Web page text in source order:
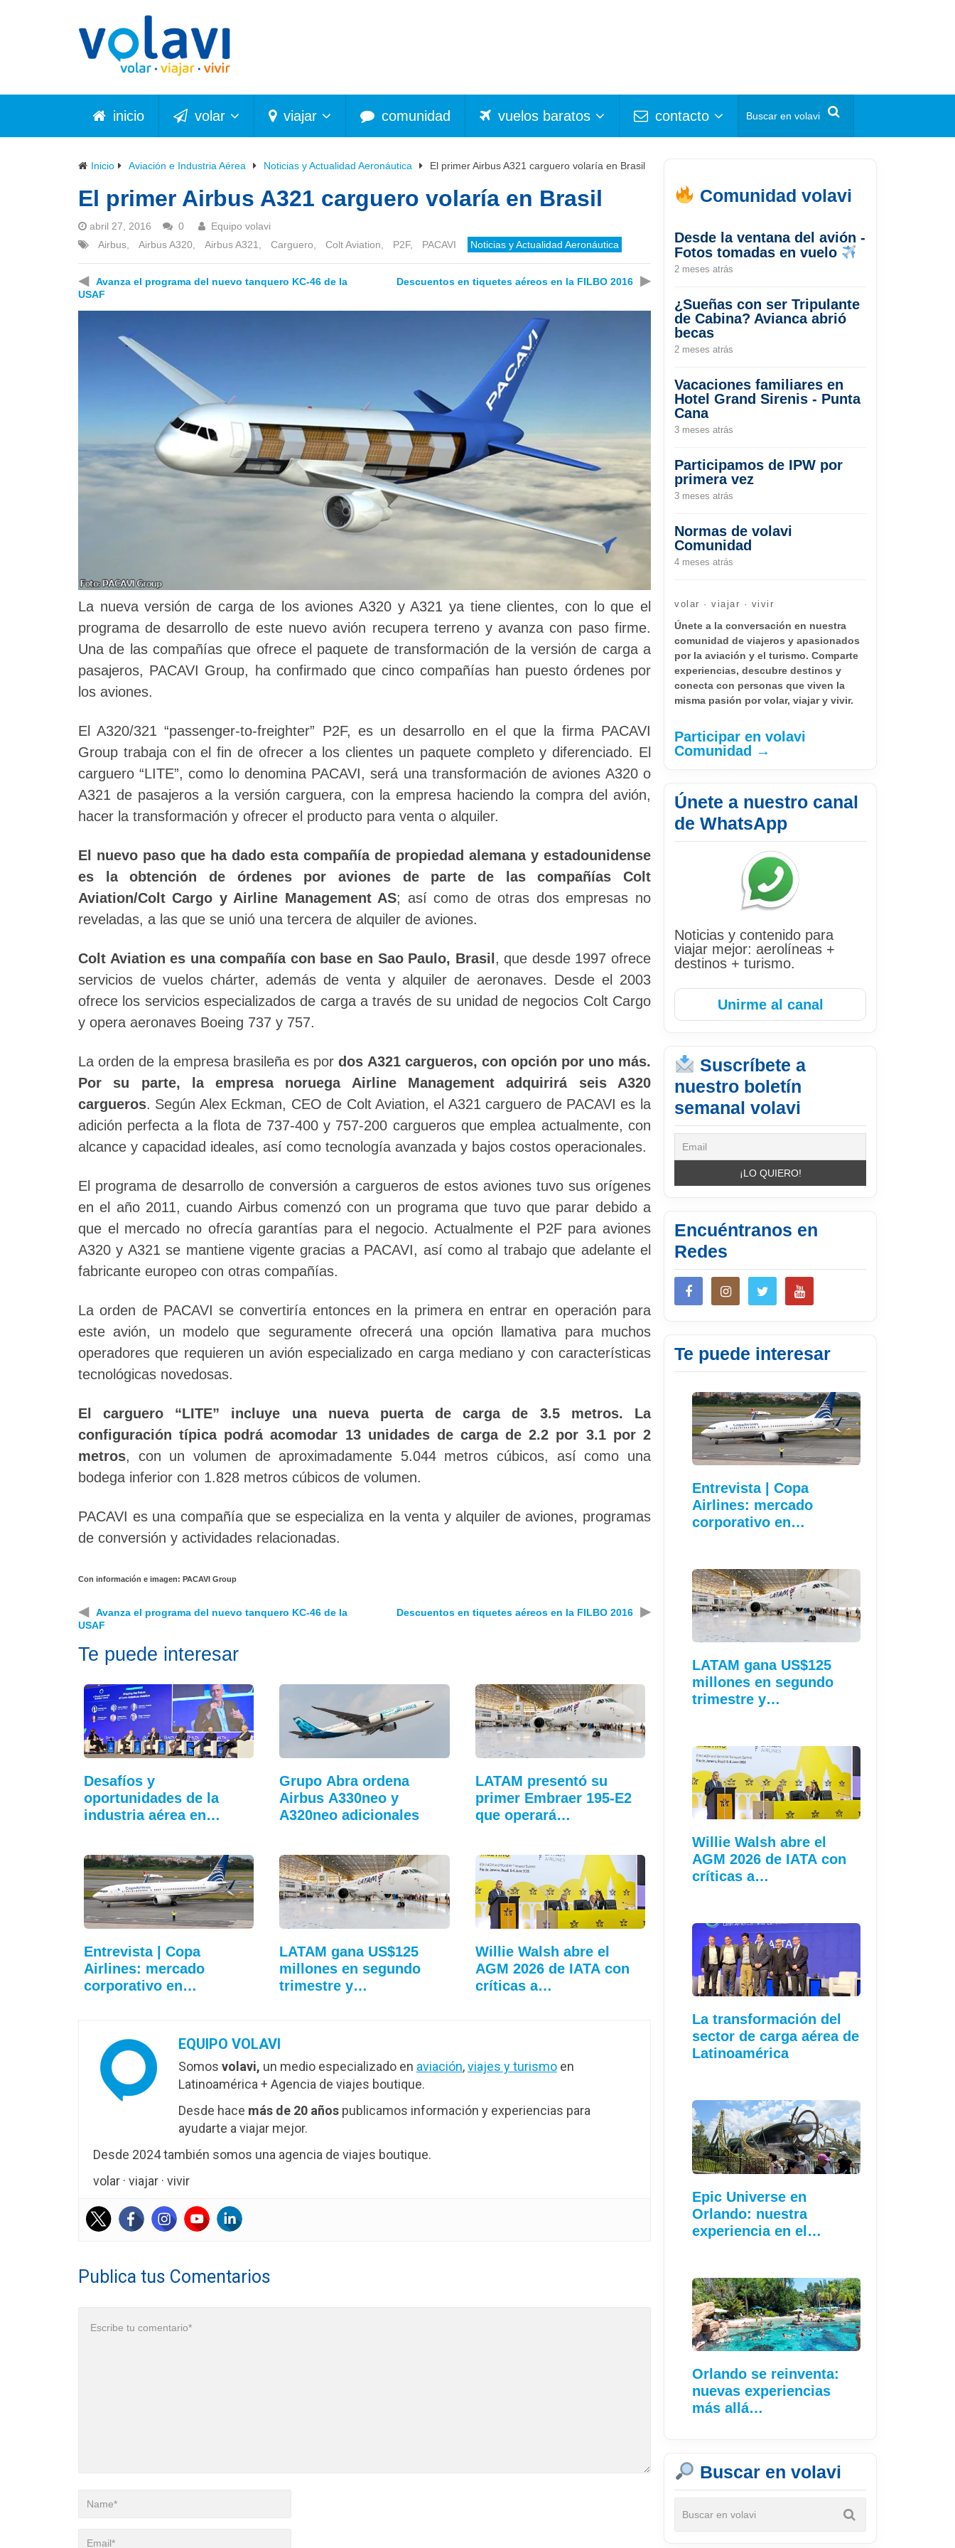
inicio volar viajar comunidad vuelos baratos contacto
Inicio Aviación e Industria Aérea Noticias y Actualidad Aeronáutica El primer Airbus A321 carguero volaría en Brasil
El primer Airbus A321 carguero volaría en Brasil
abril 27, 2016 0
Equipo volavi
Airbus
Airbus A320 Airbus A321 Carguero Colt Aviation P2F, PACAVI Noticias y Actualidad Aeronáutica
◀
Avanza el programa del nuevo tanquero KC-46 de la
USAF
Descuentos en tiquetes aéreos en la FILBO 2016 ▶
La nueva versión de carga de los aviones A320 y A321 ya tiene clientes, con lo que el
programa de desarrollo de este nuevo avión recupera terreno y avanza con paso firme.
Una de las compañías que ofrece el paquete de transformación de la versión de carga a
pasajeros, PACAVI Group, ha confirmado que cinco compañías han puesto órdenes por
los aviones.
El A320/321 “passenger-to-freighter” P2F, es un desarrollo en el que la firma PACAVI
Group trabaja con el fin de ofrecer a los clientes un paquete completo y diferenciado. El
carguero “LITE”, como lo denomina PACAVI, será una transformación de aviones A320 o
A321 de pasajeros a la versión carguera, con la empresa haciendo la compra del avión,
hacer la transformación y ofrecer el producto para venta o alquiler.
El nuevo paso que ha dado esta compañía de propiedad alemana y estadounidense
es la obtención de órdenes por aviones de parte de las compañías Colt
Aviation/Colt Cargo y Airline Management AS; así como de otras dos empresas no
reveladas, a las que se unió una tercera de alquiler de aviones.
Colt Aviation es una compañía con base en Sao Paulo, Brasil , que desde 1997 ofrece
servicios de vuelos chárter, además de venta y alquiler de aeronaves. Desde el 2003
ofrece los servicios especializados de carga a través de su unidad de negocios Colt Cargo
y opera aeronaves Boeing 737 y 757.
La orden de la empresa brasileña es pordos A321 cargueros, con opción por uno más.
Por su parte, la empresa noruega Airline Management adquirirá seis A320
cargueros. Según Alex Eckman, CEO de Colt Aviation, el A321 carguero de PACAVI es la
adición perfecta a la flota de 737-400 y 757-200 cargueros que emplea actualmente, con
alcance y capacidad ideales, así como tecnología avanzada y bajos costos operacionales.
El programa de desarrollo de conversión a cargueros de estos aviones tuvo sus orígenes
en el año 2011, cuando Airbus comenzó con un programa que tuvo que parar debido a
que el mercado no ofrecía garantías para el negocio. Actualmente el P2F para aviones
A320 y A321 se mantiene vigente gracias a PACAVI, así como al trabajo que adelante el
fabricante europeo con otras compañías.
La orden de PACAVI se convertiría entonces en la primera en entrar en operación para
este avión, un modelo que seguramente ofrecerá una opción llamativa para muchos
operadores que requieren un avión especializado en carga mediano y con características
tecnológicas novedosas.
El carguero “LITE” incluye una nueva puerta de carga de 3.5 metros. La
configuración típica podrá acomodar 13 unidades de carga de 2.2 por 3.1 por 2
metros, con un volumen de aproximadamente 5.044 metros cúbicos, así como una
bodega inferior con 1.828 metros cúbicos de volumen.
PACAVI es una compañía que se especializa en la venta y alquiler de aviones, programas
de conversión y actividades relacionadas.
Con información e imagen: PACAVI Group
◀
Avanza el programa del nuevo tanquero KC-46 de la
USAF
Descuentos en tiquetes aéreos en la FILBO 2016 ▶
Te puede interesar
Desafíos y
oportunidades de la
industria aérea en…
Grupo Abra ordena
Airbus A330neo y
A320neo adicionales
LATAM presentó su
primer Embraer 195-E2
que operará…
Entrevista | Copa
Airlines: mercado
corporativo en…
LATAM gana US$125
millones en segundo
trimestre y…
Willie Walsh abre el
AGM 2026 de IATA con
críticas a…
EQUIPO VOLAVI
Somos volavi, un medio especializado en aviación,viajes y turismo en
Latinoamérica + Agencia de viajes boutique.
Desde hace más de 20 años publicamos información y experiencias para
ayudarte a viajar mejor.
Desde 2024 también somos una agencia de viajes boutique.
volar · viajar · vivir
Publica tus Comentarios
Comunidad volavi
Desde la ventana del avión -
Fotos tomadas en vuelo
2 meses atrás
¿Sueñas con ser Tripulante
de Cabina? Avianca abrió
becas
2 meses atrás
Vacaciones familiares en
Hotel Grand Sirenis - Punta
Cana
3 meses atrás
Participamos de IPW por
primera vez
3 meses atrás
Normas de volavi
Comunidad
4 meses atrás
volar · viajar · vivir
Únete a la conversación en nuestra
comunidad de viajeros y apasionados
por la aviación y el turismo. Comparte
experiencias, descubre destinos y
conecta con personas que viven la
misma pasión por volar, viajar y vivir.
Participar en volavi
Comunidad →
Únete a nuestro canal
de WhatsApp
Noticias y contenido para
viajar mejor: aerolíneas +
destinos + turismo.
Unirme al canal
Suscríbete a
nuestro boletín
semanal volavi
Encuéntranos en
Redes
Te puede interesar
Entrevista | Copa
Airlines: mercado
corporativo en…
LATAM gana US$125
millones en segundo
trimestre y…
Willie Walsh abre el
AGM 2026 de IATA con
críticas a…
La transformación del
sector de carga aérea de
Latinoamérica
Epic Universe en
Orlando: nuestra
experiencia en el…
Orlando se reinventa:
nuevas experiencias
más allá…
Buscar en volavi